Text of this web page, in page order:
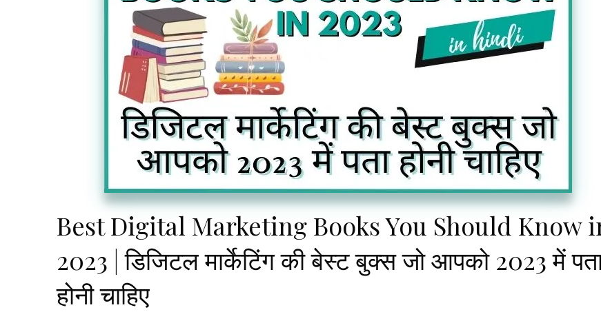
Best Digital Marketing Books You Should Know
2023 | डिजिटल मार्केटिंग की बेस्ट बुक्स जो आपको 2023 में
होनी चाहिए